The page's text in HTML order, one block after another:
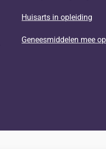
Huisarts in opleiding
Geneesmiddelen mee